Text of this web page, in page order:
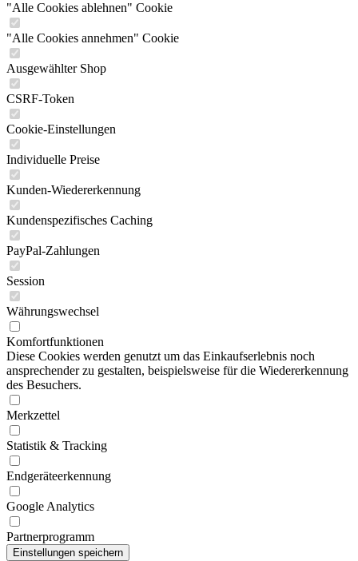
"Alle Cookies ablehnen" Cookie
"Alle Cookies annehmen" Cookie
Ausgewählter Shop
CSRF-Token
Cookie-Einstellungen
Individuelle Preise
Kunden-Wiedererkennung
Kundenspezifisches Caching
PayPal-Zahlungen
Session
Währungswechsel
Komfortfunktionen
Diese Cookies werden genutzt um das Einkaufserlebnis noch
ansprechender zu gestalten, beispielsweise für die Wiedererkennung
des Besuchers.
Merkzettel
Statistik & Tracking
Endgeräteerkennung
Google Analytics
Partnerprogramm